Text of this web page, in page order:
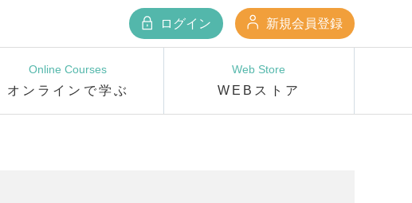
ログイン 新規会員登録
Online Courses
オンラインで学ぶ
Web Store
WEBストア